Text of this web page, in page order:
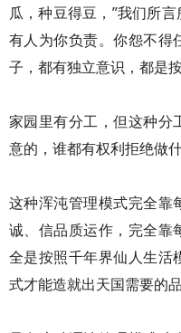
瓜，种豆得豆，”我们所
有人为你负责。你怨不得
子，都有独立意识，都是
家园里有分工，但这种分
意的，谁都有权利拒绝做
这种浑沌管理模式完全靠
诚、信品质运作，完全靠
全是按照千年界仙人生活
式才能造就出天国需要的品